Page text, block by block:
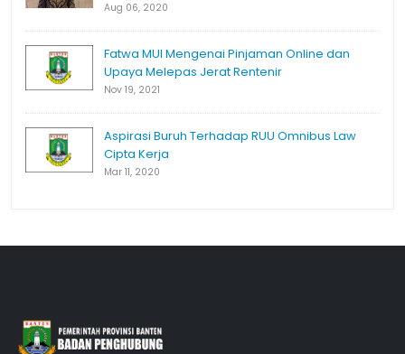
Aug 06, 2020
Fatwa MUI Mengenai Pinjaman Online dan
Upaya Melepas Jerat Rentenir
Nov 19, 2021
Aspirasi Buruh Terhadap RUU Omnibus Law
Cipta Kerja
Mar 11, 2020